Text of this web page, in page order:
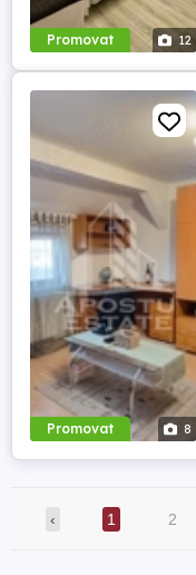
Promovat 12
Promovat 8
‹ 1 2